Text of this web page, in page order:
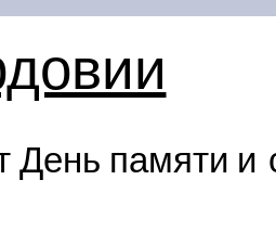
День памяти и